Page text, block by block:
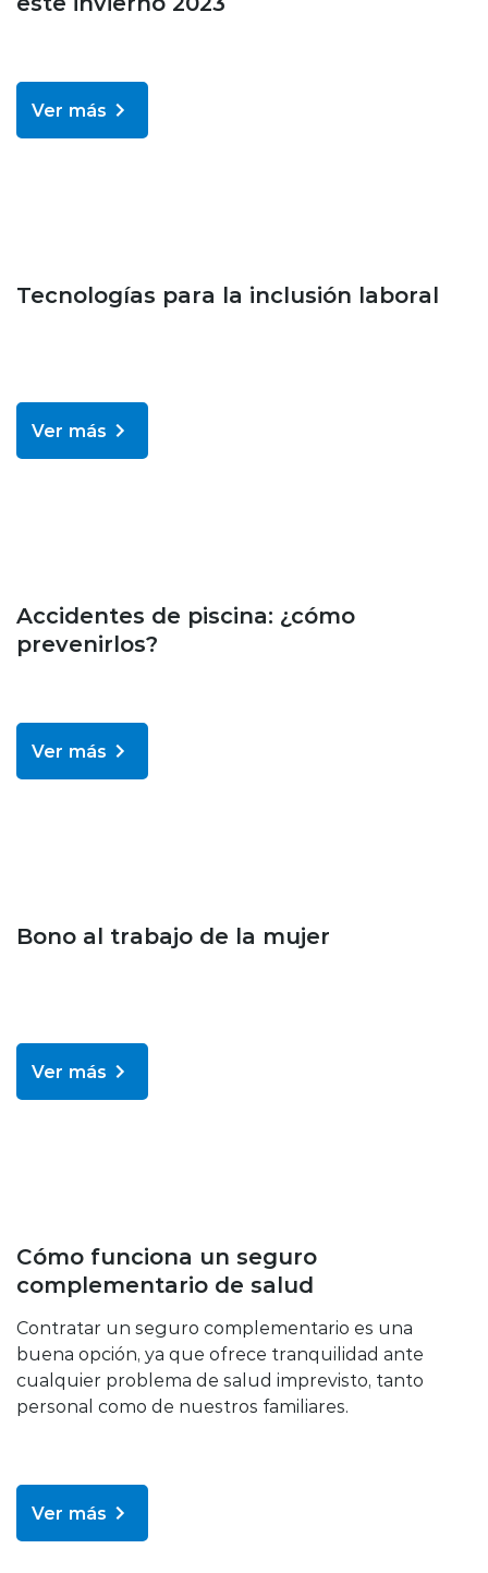
Ver más
Tecnologías para la inclusión laboral
Ver más
Accidentes de piscina: ¿cómo
prevenirlos?
Ver más
Bono al trabajo de la mujer
Ver más
Cómo funciona un seguro
complementario de salud
Contratar un seguro complementario es una
buena opción, ya que ofrece tranquilidad ante
cualquier problema de salud imprevisto, tanto
personal como de nuestros familiares.
Ver más